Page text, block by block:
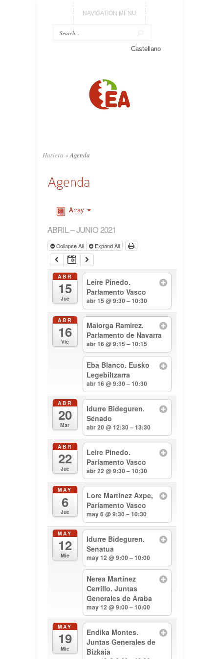
NAVIGATION MENU
Castellano
Hasiera » Agenda
Agenda
Array
ABRIL – JUNIO 2021
Collapse All Expand All
ABR
15
Jue
Leire Pinedo.
Parlamento Vasco
abr 15 @ 9:30 – 10:30
ABR
16
Vie
Maiorga Ramirez.
Parlamento de Navarra
abr 16 @ 9:15 – 10:15
Eba Blanco. Eusko
Legebiltzarra
abr 16 @ 9:30 – 10:30
ABR
20
Mar
Idurre Bideguren.
Senado
abr 20 @ 12:30 – 13:30
ABR
22
Jue
Leire Pinedo.
Parlamento Vasco
abr 22 @ 9:30 – 10:30
MAY
6
Jue
Lore Martínez Axpe,
Parlamento Vasco
may 6 @ 9:30 – 10:30
MAY
12
Mie
Idurre Bideguren.
Senatua
may 12 @ 9:00 – 10:00
Nerea Martínez
Cerrillo. Juntas
Generales de Araba
may 12 @ 9:00 – 10:00
MAY
19
Mie
Endika Montes.
Juntas Generales de
Bizkaia